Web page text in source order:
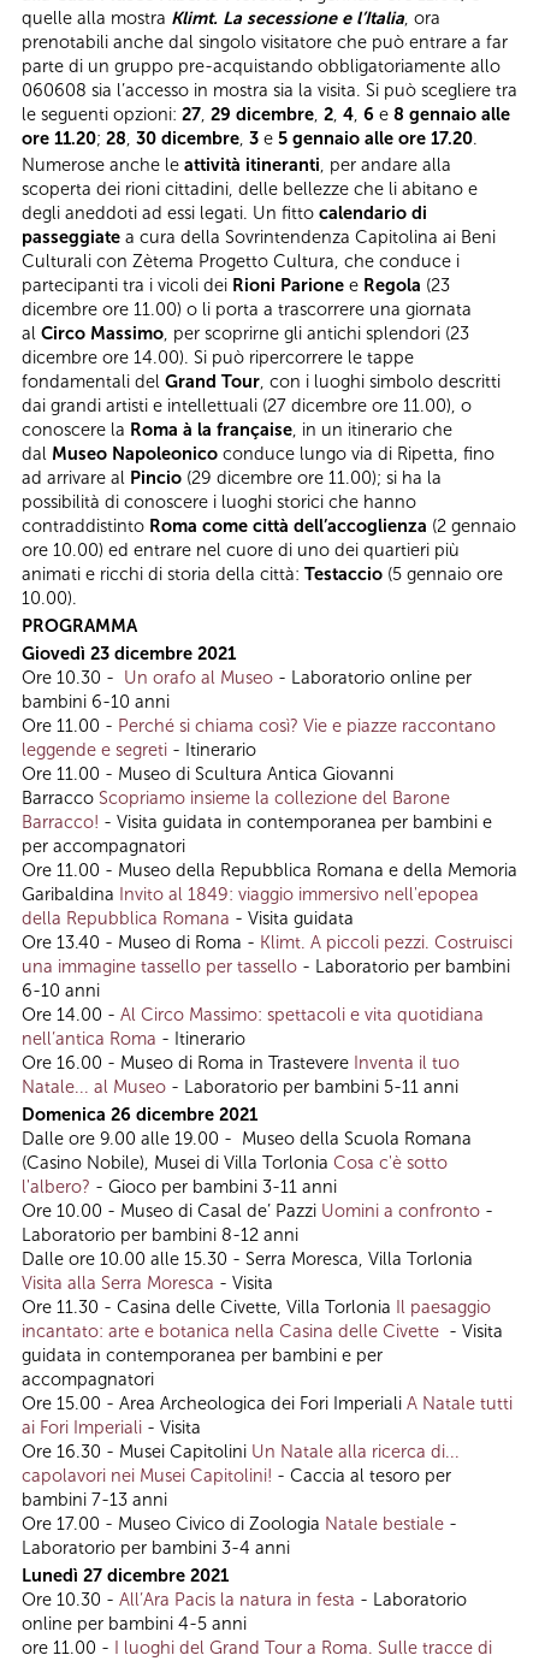
quelle alla mostra Klimt. La secessione e l’Italia , ora
prenotabili anche dal singolo visitatore che può entrare a far
parte di un gruppo pre-acquistando obbligatoriamente allo
060608 sia l’accesso in mostra sia la visita. Si può scegliere tra
le seguenti opzioni: 27 29 dicembre 2 4 6 e 8 gennaio alle
ore 11.20; 28 30 dicembre 3 e 5 gennaio alle ore 17.20.
Numerose anche le attività itineranti, per andare alla
scoperta dei rioni cittadini, delle bellezze che li abitano e
degli aneddoti ad essi legati. Un fitto calendario di
passeggiate a cura della Sovrintendenza Capitolina ai Beni
Culturali con Zètema Progetto Cultura, che conduce i
partecipanti tra i vicoli dei Rioni Parione e Regola (23
dicembre ore 11.00) o li porta a trascorrere una giornata
al Circo Massimo, per scoprirne gli antichi splendori (23
dicembre ore 14.00). Si può ripercorrere le tappe
fondamentali del Grand Tour, con i luoghi simbolo descritti
dai grandi artisti e intellettuali (27 dicembre ore 11.00), o
conoscere la Roma à la française, in un itinerario che
dal Museo Napoleonico conduce lungo via di Ripetta, fino
ad arrivare al Pincio (29 dicembre ore 11.00); si ha la
possibilità di conoscere i luoghi storici che hanno
contraddistinto Roma come città dell’accoglienza (2 gennaio
ore 10.00) ed entrare nel cuore di uno dei quartieri più
animati e ricchi di storia della città: Testaccio (5 gennaio ore
10.00).
PROGRAMMA
Giovedì 23 dicembre 2021
Ore 10.30 - Un orafo al Museo - Laboratorio online per
bambini 6-10 anni
Ore 11.00 - Perché si chiama così? Vie e piazze raccontano
leggende e segreti - Itinerario
Ore 11.00 - Museo di Scultura Antica Giovanni
Barracco Scopriamo insieme la collezione del Barone
Barracco! - Visita guidata in contemporanea per bambini e
per accompagnatori
Ore 11.00 - Museo della Repubblica Romana e della Memoria
Garibaldina Invito al 1849: viaggio immersivo nell'epopea
della Repubblica Romana - Visita guidata
Ore 13.40 - Museo di Roma - Klimt. A piccoli pezzi. Costruisci
una immagine tassello per tassello - Laboratorio per bambini
6-10 anni
Ore 14.00 - Al Circo Massimo: spettacoli e vita quotidiana
nell’antica Roma - Itinerario
Ore 16.00 - Museo di Roma in Trastevere Inventa il tuo
Natale... al Museo - Laboratorio per bambini 5-11 anni
Domenica 26 dicembre 2021
Dalle ore 9.00 alle 19.00 - Museo della Scuola Romana
(Casino Nobile), Musei di Villa Torlonia Cosa c'è sotto
l'albero? - Gioco per bambini 3-11 anni
Ore 10.00 - Museo di Casal de’ Pazzi Uomini a confronto -
Laboratorio per bambini 8-12 anni
Dalle ore 10.00 alle 15.30 - Serra Moresca, Villa Torlonia
Visita alla Serra Moresca - Visita
Ore 11.30 - Casina delle Civette, Villa Torlonia Il paesaggio
incantato: arte e botanica nella Casina delle Civette - Visita
guidata in contemporanea per bambini e per
accompagnatori
Ore 15.00 - Area Archeologica dei Fori Imperiali A Natale tutti
ai Fori Imperiali - Visita
Ore 16.30 - Musei Capitolini Un Natale alla ricerca di...
capolavori nei Musei Capitolini! - Caccia al tesoro per
bambini 7-13 anni
Ore 17.00 - Museo Civico di Zoologia Natale bestiale -
Laboratorio per bambini 3-4 anni
Lunedì 27 dicembre 2021
Ore 10.30 - All’Ara Pacis la natura in festa - Laboratorio
online per bambini 4-5 anni
ore 11.00 - I luoghi del Grand Tour a Roma. Sulle tracce di